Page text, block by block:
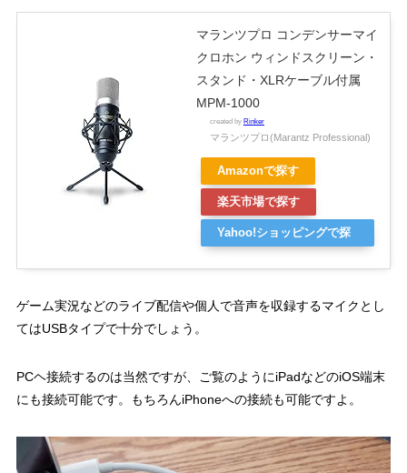
マランツプロ コンデンサーマイ
クロホン ウィンドスクリーン・
スタンド・XLRケーブル付属
MPM-1000
created by Rinker
マランツプロ(Marantz Professional)
Amazonで探す
楽天市場で探す
Yahoo!ショッピングで探
ゲーム実況などのライブ配信や個人で音声を収録するマイクとし
てはUSBタイプで十分でしょう。
PCヘ接続するのは当然ですが、ご覧のようにiPadなどのiOS端末
にも接続可能です。もちろんiPhoneへの接続も可能ですよ。